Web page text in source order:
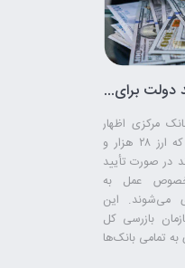
سیاست های جدید دولت برای تسهیل رفع تعهد ارزی
مرکزی اظهار
کرد: تمامی واردکنندگانی که ارز ۲۸ هزار و
در صورت تأیید
خصوص عمل به
می‌شوند. این
بازرسی کل
تمامی بانک‌ها